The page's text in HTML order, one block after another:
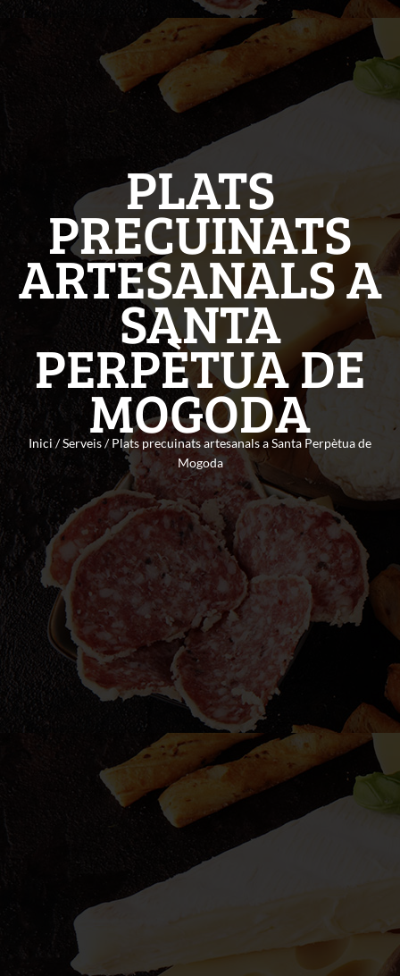
PLATS
PRECUINATS
ARTESANALS A
SANTA
PERPÈTUA DE
MOGODA
Inici/Serveis/ Plats precuinats artesanals a Santa Perpètua de
Mogoda